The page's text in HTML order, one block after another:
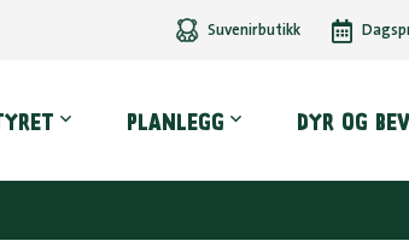
Suvenirbutikk
PLANLEGG DYR OG